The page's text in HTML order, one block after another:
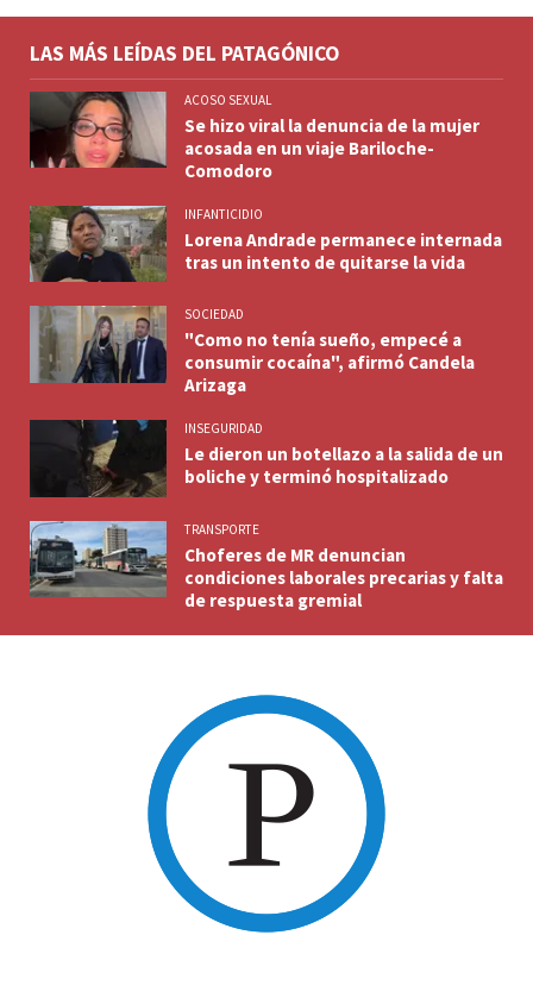
LAS MÁS LEÍDAS DEL PATAGÓNICO
ACOSO SEXUAL
Se hizo viral la denuncia de la mujer
acosada en un viaje Bariloche-
Comodoro
INFANTICIDIO
Lorena Andrade permanece internada
tras un intento de quitarse la vida
SOCIEDAD
"Como no tenía sueño, empecé a
consumir cocaína", afirmó Candela
Arizaga
INSEGURIDAD
Le dieron un botellazo a la salida de un
boliche y terminó hospitalizado
TRANSPORTE
Choferes de MR denuncian
condiciones laborales precarias y falta
de respuesta gremial